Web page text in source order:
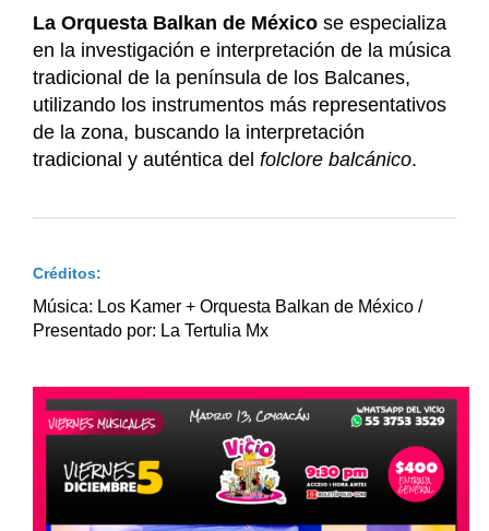
La Orquesta Balkan de México se especializa
en la investigación e interpretación de la música
tradicional de la península de los Balcanes,
utilizando los instrumentos más representativos
de la zona, buscando la interpretación
tradicional y auténtica del folclore balcánico.
Créditos:
Música: Los Kamer + Orquesta Balkan de México /
Presentado por: La Tertulia Mx